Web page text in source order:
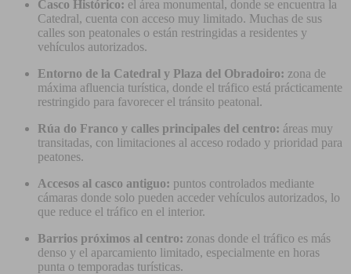
Casco Histórico: el área monumental, donde se encuentra la
Catedral, cuenta con acceso muy limitado. Muchas de sus
calles son peatonales o están restringidas a residentes y
vehículos autorizados.
Entorno de la Catedral y Plaza del Obradoiro: zona de
máxima afluencia turística, donde el tráfico está prácticamente
restringido para favorecer el tránsito peatonal.
Rúa do Franco y calles principales del centro: áreas muy
transitadas, con limitaciones al acceso rodado y prioridad para
peatones.
Accesos al casco antiguo: puntos controlados mediante
cámaras donde solo pueden acceder vehículos autorizados, lo
que reduce el tráfico en el interior.
Barrios próximos al centro: zonas donde el tráfico es más
denso y el aparcamiento limitado, especialmente en horas
punta o temporadas turísticas.